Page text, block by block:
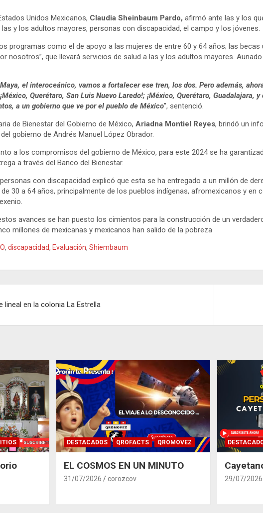
Unidos Mexicanos, Claudia Sheinbaum Pardo, afirmó ante las y los
y los adultos mayores, personas con discapacidad, el campo y los jóvenes.
programas como el de apoyo a las mujeres de entre 60 y 64 años; las
nosotros”, que llevará servicios de salud a las y los adultos mayores.
el interoceánico, vamos a fortalecer ese tren, los dos. Pero además,
Querétaro, San Luis Nuevo Laredo!; ¡México, Querétaro,
a un gobierno que ve por el pueblo de México”, sentenció.
de Bienestar del Gobierno de México, Ariadna Montiel Reyes, brindó un
gobierno de Andrés Manuel López Obrador.
a los compromisos del gobierno de México, para este 2024 se ha
a través del Banco del Bienestar.
con discapacidad explicó que esta se ha entregado a un millón de
30 a 64 años, principalmente de los pueblos indígenas, afromexicanos y
avances se han puesto los cimientos para la construcción de un
millones de mexicanas y mexicanos han salido de la pobreza
, discapacidad, Evaluación, Shiembaum
lineal en la colonia La Estrella
DESTACADOS QROFACTS QROMOVEZ
EL COSMOS EN UN MINUTO
31/07/2026 corozcov 29/07/2026